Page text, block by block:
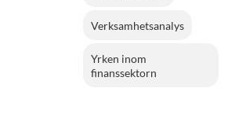
Verksamhetsanalys
Yrken inom
finanssektorn